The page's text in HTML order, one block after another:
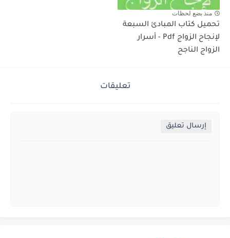
منذ بضع لحظات
تحميل كتاب المبادئ السبعة
لإنجاح الزواج Pdf - أسرار
الزواج الناجح
تعليقات
إرسال تعليق